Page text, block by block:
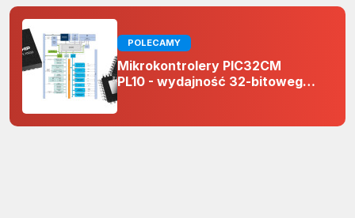
POLECAMY
Mikrokontrolery PIC32CM
PL10 - wydajność 32-bitowego
projektach 5 V